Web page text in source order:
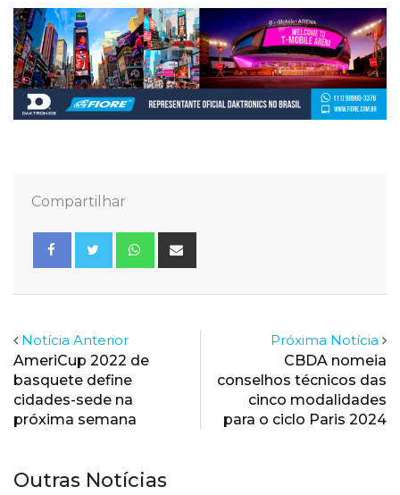
Compartilhar
Whatsapp
Notícia Anterior
AmeriCup 2022 de
basquete define
cidades-sede na
próxima semana
Próxima Notícia
CBDA nomeia
conselhos técnicos das
cinco modalidades
para o ciclo Paris 2024
Outras Notícias